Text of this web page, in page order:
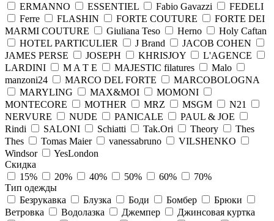
ERMANNO
ESSENTIEL Fabio Gavazzi
FEDELI
Ferre
FLASHIN FORTE COUTURE
FORTE DEI
MARMI COUTURE
Giuliana Teso Herno
Holy Caftan
HOTEL PARTICULIER
J Brand
JACOB COHEN
JAMES PERSE
JOSEPH KHRISJOY
L'AGENCE
LARDINI
M A T E MAJESTIC filatures
Malo
manzoni24
MARCO DEL FORTE
MARCOBOLOGNA
MARYLING
MAX&MOI
MOMONI
MONTECORE
MOTHER MRZ MSGM
N21
NERVURE
NUDE PANICALE
PAUL & JOE
Rindi
SALONI Schiatti Tak.Ori Theory
Thes
Thes
Tomas Maier vanessabruno
VILSHENKO
Windsor
YesLondon
Скидка
15%
20% 40% 50% 60%
70%
Тип одежды
Безрукавка
Блузка Боди Бомбер
Брюки
Ветровка
Водолазка Джемпер
Джинсовая куртка